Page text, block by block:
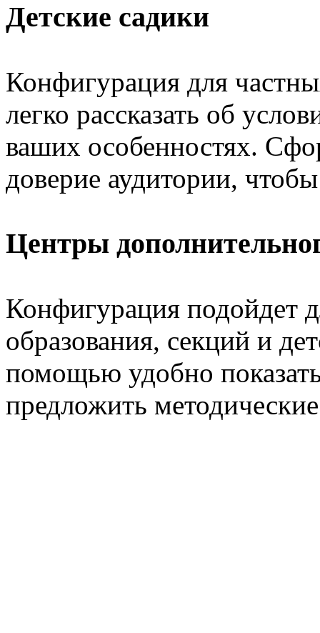
Детские садики
Конфигурация для
легко рассказать об
ваших особенностях.
доверие аудитории,
Центры
Конфигурация подойдет
образования, секций и
помощью удобно
предложить